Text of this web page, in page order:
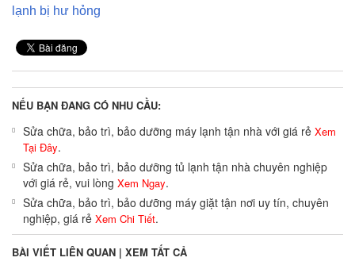
lạnh bị hư hỏng
NẾU BẠN ĐANG CÓ NHU CẦU:
Sửa chữa, bảo trì, bảo dưỡng máy lạnh tận nhà với giá rẻ Xem
Tại Đây.
Sửa chữa, bảo trì, bảo dưỡng tủ lạnh tận nhà chuyên nghiệp
với giá rẻ, vui lòng Xem Ngay.
Sửa chữa, bảo trì, bảo dưỡng máy giặt tận nơi uy tín, chuyên
nghiệp, giá rẻ Xem Chi Tiết.
BÀI VIẾT LIÊN QUAN | XEM TẤT CẢ